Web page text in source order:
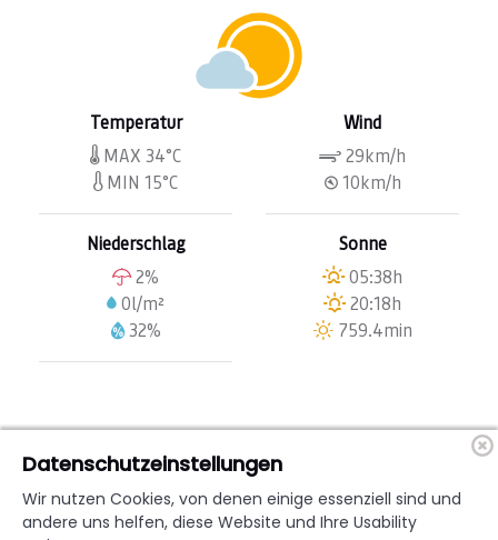
Temperatur
MAX 34°C
MIN 15°C
Niederschlag
2%
0l/m²
32%
Wind
29km/h
10km/h
Sonne
05:38h
20:18h
759.4min
Copyrights © 2026
Made with
by Murhof Gruppe
Datenschutzeinstellungen
Wir nutzen Cookies, von denen einige essenziell sind und
andere uns helfen, diese Website und Ihre Usability